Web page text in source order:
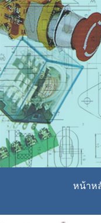
หน้าห